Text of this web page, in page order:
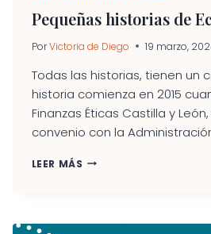
Pequeñas historias de
Por Victoria de Diego 19 marzo,
Todas las historias, tienen un
historia comienza en 2015
Finanzas Éticas Castilla y
convenio con la
LEER MÁS PEQUEÑAS
SOCIAL